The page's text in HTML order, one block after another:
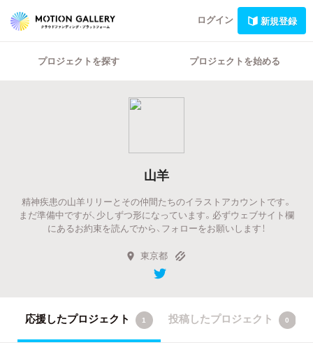
ログイン 新規登録
プロジェクトを探す プロジェクトを始める
山羊
精神疾患の山羊リリーとその仲間たちのイラストアカウントです。
まだ準備中ですが、少しずつ形になっています。必ずウェブサイト欄
にあるお約束を読んでから、フォローをお願いします！
東京都
応援したプロジェクト 1 投稿したプロジェクト 0